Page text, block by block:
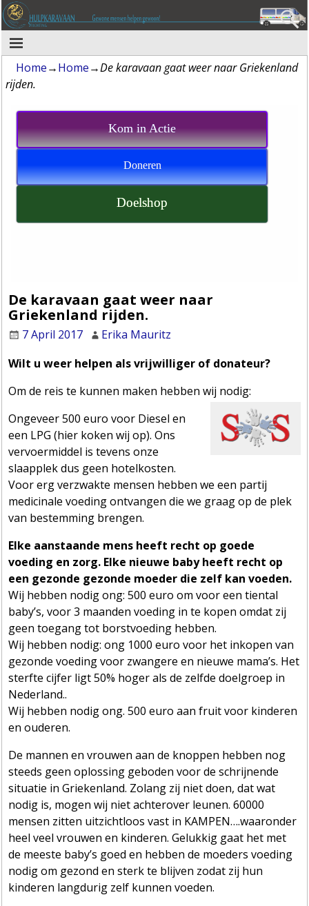
Home→Home→De karavaan gaat weer naar Griekenland
rijden.
Kom in Actie
Doneren
Doelshop
De karavaan gaat weer naar
Griekenland rijden.
7 April 2017
Erika Mauritz
Wilt u weer helpen als vrijwilliger of donateur?
Om de reis te kunnen maken hebben wij nodig:
Ongeveer 500 euro voor Diesel en
een LPG (hier koken wij op). Ons
vervoermiddel is tevens onze
slaapplek dus geen hotelkosten.
Voor erg verzwakte mensen hebben we een partij
medicinale voeding ontvangen die we graag op de plek
van bestemming brengen.
Elke aanstaande mens heeft recht op goede
voeding en zorg. Elke nieuwe baby heeft recht op
een gezonde gezonde moeder die zelf kan voeden.
Wij hebben nodig ong: 500 euro om voor een tiental
baby’s, voor 3 maanden voeding in te kopen omdat zij
geen toegang tot borstvoeding hebben.
Wij hebben nodig: ong 1000 euro voor het inkopen van
gezonde voeding voor zwangere en nieuwe mama’s. Het
sterfte cijfer ligt 50% hoger als de zelfde doelgroep in
Nederland..
Wij hebben nodig ong. 500 euro aan fruit voor kinderen
en ouderen.
De mannen en vrouwen aan de knoppen hebben nog
steeds geen oplossing geboden voor de schrijnende
situatie in Griekenland. Zolang zij niet doen, dat wat
nodig is, mogen wij niet achterover leunen. 60000
mensen zitten uitzichtloos vast in KAMPEN….waaronder
heel veel vrouwen en kinderen. Gelukkig gaat het met
de meeste baby’s goed en hebben de moeders voeding
nodig om gezond en sterk te blijven zodat zij hun
kinderen langdurig zelf kunnen voeden.